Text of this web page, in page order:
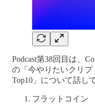
Podcast第38回目は、
の「今やりたいクリ
Top10」について話し
フラットコイン